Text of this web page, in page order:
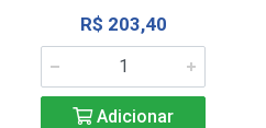
R$ 203,40
Adicionar